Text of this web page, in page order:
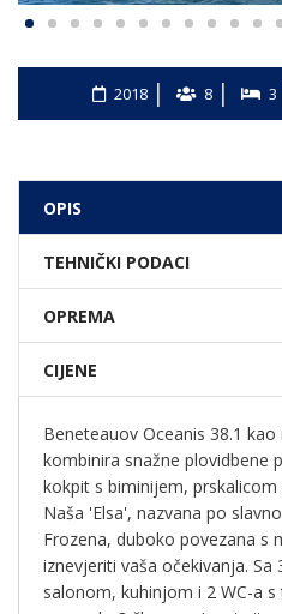
2018 8 3
OPIS
TEHNIČKI PODACI
OPREMA
CIJENE
Beneteauov Oceanis 38.1
kombinira snažne plovidbene
kokpit s biminijem,
Naša 'Elsa', nazvana po
Frozena, duboko povezana s
iznevjeriti vaša očekivanja. Sa
salonom, kuhinjom i 2 WC-a